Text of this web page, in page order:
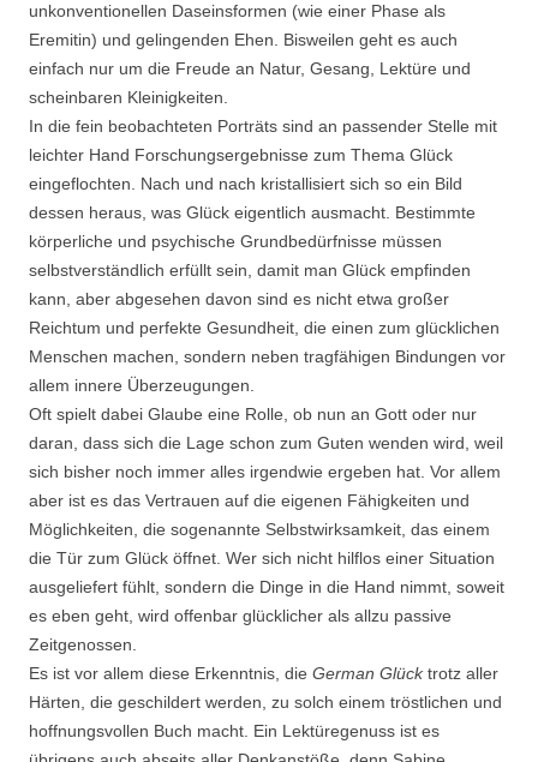
unkonventionellen Daseinsformen (wie einer Phase als
Eremitin) und gelingenden Ehen. Bisweilen geht es auch
einfach nur um die Freude an Natur, Gesang, Lektüre und
scheinbaren Kleinigkeiten.
In die fein beobachteten Porträts sind an passender Stelle mit
leichter Hand Forschungsergebnisse zum Thema Glück
eingeflochten. Nach und nach kristallisiert sich so ein Bild
dessen heraus, was Glück eigentlich ausmacht. Bestimmte
körperliche und psychische Grundbedürfnisse müssen
selbstverständlich erfüllt sein, damit man Glück empfinden
kann, aber abgesehen davon sind es nicht etwa großer
Reichtum und perfekte Gesundheit, die einen zum glücklichen
Menschen machen, sondern neben tragfähigen Bindungen vor
allem innere Überzeugungen.
Oft spielt dabei Glaube eine Rolle, ob nun an Gott oder nur
daran, dass sich die Lage schon zum Guten wenden wird, weil
sich bisher noch immer alles irgendwie ergeben hat. Vor allem
aber ist es das Vertrauen auf die eigenen Fähigkeiten und
Möglichkeiten, die sogenannte Selbstwirksamkeit, das einem
die Tür zum Glück öffnet. Wer sich nicht hilflos einer Situation
ausgeliefert fühlt, sondern die Dinge in die Hand nimmt, soweit
es eben geht, wird offenbar glücklicher als allzu passive
Zeitgenossen.
Es ist vor allem diese Erkenntnis, die German Glücktrotz aller
Härten, die geschildert werden, zu solch einem tröstlichen und
hoffnungsvollen Buch macht. Ein Lektüregenuss ist es